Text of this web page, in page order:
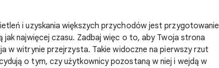
i uzyskania większych przychodów jest przygotowanie
najwięcej czasu. Zadbaj więc o to, aby Twoja strona
w witrynie przejrzysta. Takie widoczne na pierwszy rzut
o tym, czy użytkownicy pozostaną w niej i wejdą w